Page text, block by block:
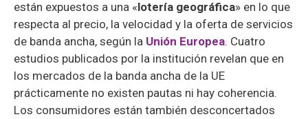
están expuestos a una «lotería geográfica» en lo que
respecta al precio, la velocidad y la oferta de servicios
de banda ancha, según la Unión Europea. Cuatro
estudios publicados por la institución revelan que en
los mercados de la banda ancha de la UE
prácticamente no existen pautas ni hay coherencia.
Los consumidores están también desconcertados